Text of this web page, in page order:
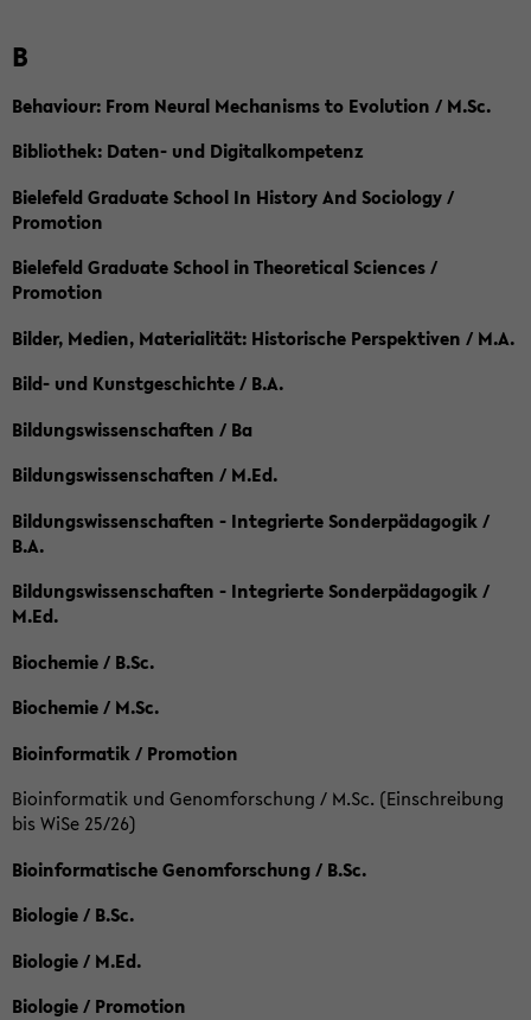
B
Behaviour: From Neural Mechanisms to Evolution / M.Sc.
Bibliothek: Daten- und Digitalkompetenz
Bielefeld Graduate School In History And Sociology /
Promotion
Bielefeld Graduate School in Theoretical Sciences /
Promotion
Bilder, Medien, Materialität: Historische Perspektiven / M.A.
Bild- und Kunstgeschichte / B.A.
Bildungswissenschaften / Ba
Bildungswissenschaften / M.Ed.
Bildungswissenschaften - Integrierte Sonderpädagogik /
B.A.
Bildungswissenschaften - Integrierte Sonderpädagogik /
M.Ed.
Biochemie / B.Sc.
Biochemie / M.Sc.
Bioinformatik / Promotion
Bioinformatik und Genomforschung / M.Sc. (Einschreibung
bis WiSe 25/26)
Bioinformatische Genomforschung / B.Sc.
Biologie / B.Sc.
Biologie / M.Ed.
Biologie / Promotion